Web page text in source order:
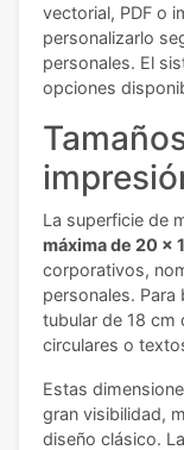
vectorial, PDF o
personalizarlo
personales. El
opciones
La superficie de
máxima de 20 x
corporativos,
personales. Para
tubular de 18 cm
circulares o
Estas
gran visibilidad,
diseño clásico.